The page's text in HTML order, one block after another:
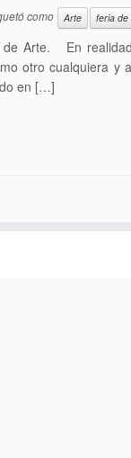
como Arte feria de
Arte. En
otro cualquiera y
en […]